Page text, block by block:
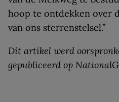
hoop te ontdekken over
van ons sterrenstelsel.”
Dit artikel werd
gepubliceerd op